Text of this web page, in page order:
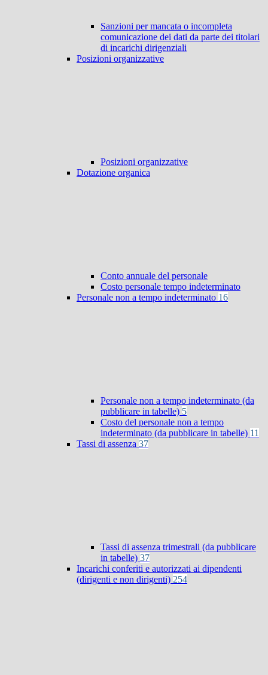
Sanzioni per mancata o incompleta
comunicazione dei dati da parte dei titolari
di incarichi dirigenziali
Posizioni organizzative
Posizioni organizzative
Dotazione organica
Conto annuale del personale
Costo personale tempo indeterminato
Personale non a tempo indeterminato 16
Personale non a tempo indeterminato (da
pubblicare in tabelle) 5
Costo del personale non a tempo
indeterminato (da pubblicare in tabelle) 11
Tassi di assenza 37
Tassi di assenza trimestrali (da pubblicare
in tabelle) 37
Incarichi conferiti e autorizzati ai dipendenti
(dirigenti e non dirigenti) 254